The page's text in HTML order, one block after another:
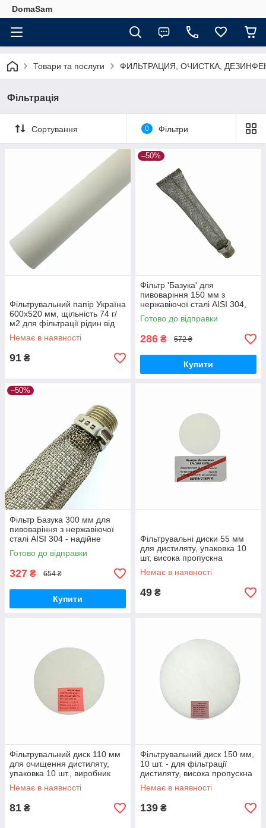
DomaSam
Товари та послуги ФИЛЬТРАЦИЯ, ОЧИСТКА,
Фільтрація
Сортування 0 Фільтри
Фільтрувальний папір Україна
600х520 мм, щільність 74 г/
м2 для фільтрації рідин від
домішок
Немає в наявності
91 ₴
–50%
Фільтр 'Базука' для
пивоваріння 150 мм з
нержавіючої сталі AISI 304,
для чистого сусла без
домішок
Готово до відправки
286 ₴ 572 ₴
Купити
–50%
Фільтр Базука 300 мм для
пивоваріння з нержавіючої
сталі AISI 304 - надійне
рішення для чистоти сусла
Готово до відправки
327 ₴ 654 ₴
Купити
Фільтрувальні диски 55 мм
для дистиляту, упаковка 10
шт, висока пропускна
здатність, Україна
Немає в наявності
49 ₴
Фільтрувальний диск 110 мм
для очищення дистиляту,
упаковка 10 шт., виробник
Україна
Немає в наявності
81 ₴
Фільтрувальний диск 150 мм,
10 шт. - для фільтрації
дистиляту, висока пропускна
здатність, Україна
Немає в наявності
139 ₴